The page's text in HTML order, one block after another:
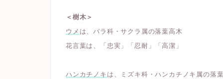
＜樹木＞
ウメ は、バラ科・サクラ属の落葉高木
花言葉は、「忠実」「忍耐」「高潔」
ハンカチノキ は、ミズキ科・ハンカチノキ属の落